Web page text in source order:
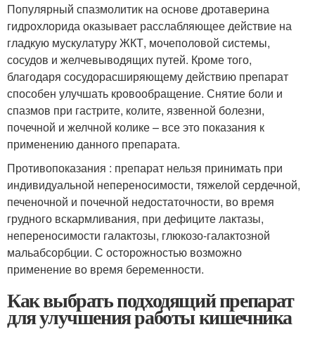
Популярный спазмолитик на основе дротаверина
гидрохлорида оказывает расслабляющее действие на
гладкую мускулатуру ЖКТ, мочеполовой системы,
сосудов и желчевыводящих путей. Кроме того,
благодаря сосудорасширяющему действию препарат
способен улучшать кровообращение. Снятие боли и
спазмов при гастрите, колите, язвенной болезни,
почечной и желчной колике – все это показания к
применению данного препарата.
Противопоказания : препарат нельзя принимать при
индивидуальной непереносимости, тяжелой сердечной,
печеночной и почечной недостаточности, во время
грудного вскармливания, при дефиците лактазы,
непереносимости галактозы, глюкозо-галактозной
мальабсорбции. С осторожностью возможно
применение во время беременности.
Как выбрать подходящий препарат
для улучшения работы кишечника